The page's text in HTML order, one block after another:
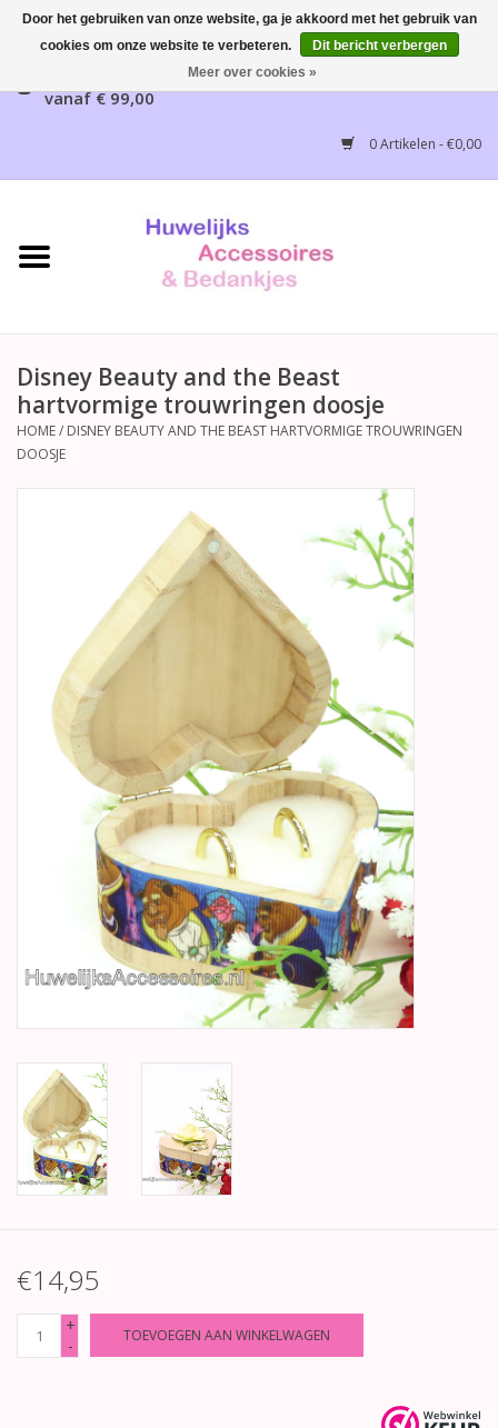
Gratis verzending mogelijk, NL vanaf € 65,00, België
vanaf € 99,00
0 Artikelen - €0,00
Home
Bruidsaccessoires
Huwelijksreceptie
Betty Boop Huwelijk
Geboorte, Doop en
Communie
Disney Beauty and the Beast
hartvormige trouwringen doosje
HOME/ DISNEY BEAUTY AND THE BEAST HARTVORMIGE TROUWRINGEN
DOOSJE
€14,95
+
-
TOEVOEGEN AAN WINKELWAGEN
Door het gebruiken van onze website, ga je akkoord met het gebruik van
cookies om onze website te verbeteren.
Dit bericht verbergen
Meer over cookies »